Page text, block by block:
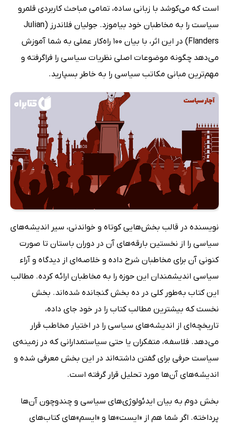
است که می‌کوشد با زبانی ساده، تمامی مباحث کاربردی قلمرو
سیاست را به مخاطبان خود بیاموزد. جولیان فلاندرز (Julian
Flanders) در این اثر، با بیان 100 راه‌کار عملی به شما آموزش
می‌دهد چگونه موضوعات اصلی نظریات سیاسی را فراگرفته و
مهم‌ترین مبانی مکاتب سیاسی را به خاطر بسپارید.
نویسنده در قالب بخش‌هایی کوتاه و خواندنی، سیر اندیشه‌های
سیاسی را از نخستین بارقه‌های آن در دوران باستان تا صورت
کنونی آن برای مخاطبان شرح داده و خلاصه‌ای از دیدگاه و آراء
سیاسی اندیشمندان این حوزه را به مخاطبان ارائه کرده. مطالب
این کتاب به‌طور کلی در ده بخش گنجانده شده‌اند. بخش
نخست که بیشترین مطالب کتاب را در خود جای داده،
تاریخچه‌ای از اندیشه‌های سیاسی را در اختیار مخاطب قرار
می‌دهد. فلاسفه، متفکران یا حتی سیاستمدارانی که در زمینه‌ی
سیاست حرفی برای گفتن داشته‌اند در این بخش معرفی شده و
اندیشه‌های آن‌ها مورد تحلیل قرار گرفته است.
بخش دوم به بیان ایدئولوژی‌های سیاسی و چندوچون آن‌ها
پرداخته. اگر شما هم از «ایست»‌ها و «ایسم‌»‌های کتاب‌های